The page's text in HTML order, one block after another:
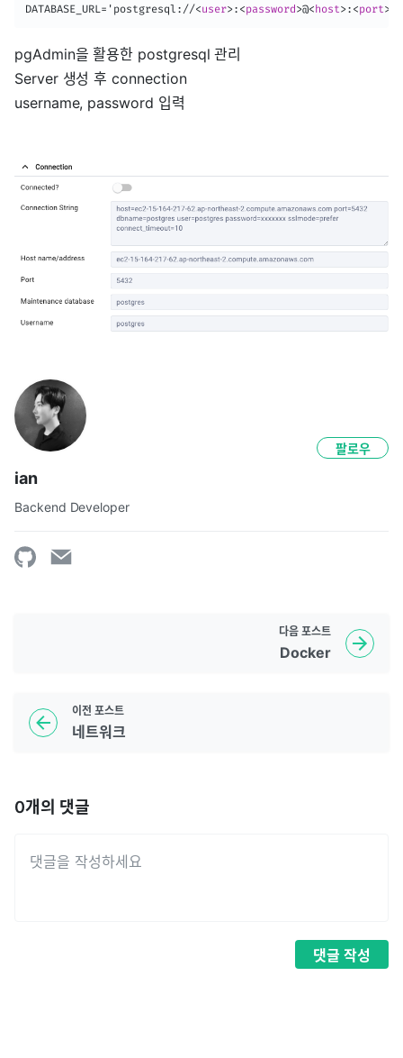
DATABASE_URL='postgresql://<user>: <password >@< host>: <port>
pgAdmin을 활용한 postgresql 관리
Server 생성 후 connection
username, password 입력
ian
Backend Developer
팔로우
이전 포스트
네트워크
다음 포스트
Docker
0개의 댓글
댓글 작성